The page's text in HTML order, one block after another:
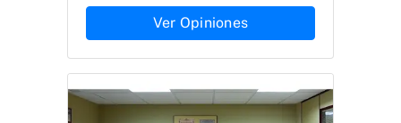
Ver Opiniones